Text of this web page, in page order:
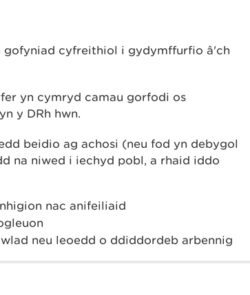
gofyniad cyfreithiol i gydymffurfio â'ch
yn cymryd camau gorfodi os
y DRh hwn.
beidio ag achosi (neu fod yn debygol
na niwed i iechyd pobl, a rhaid iddo
nac anifeiliaid
neu leoedd o ddiddordeb arbennig